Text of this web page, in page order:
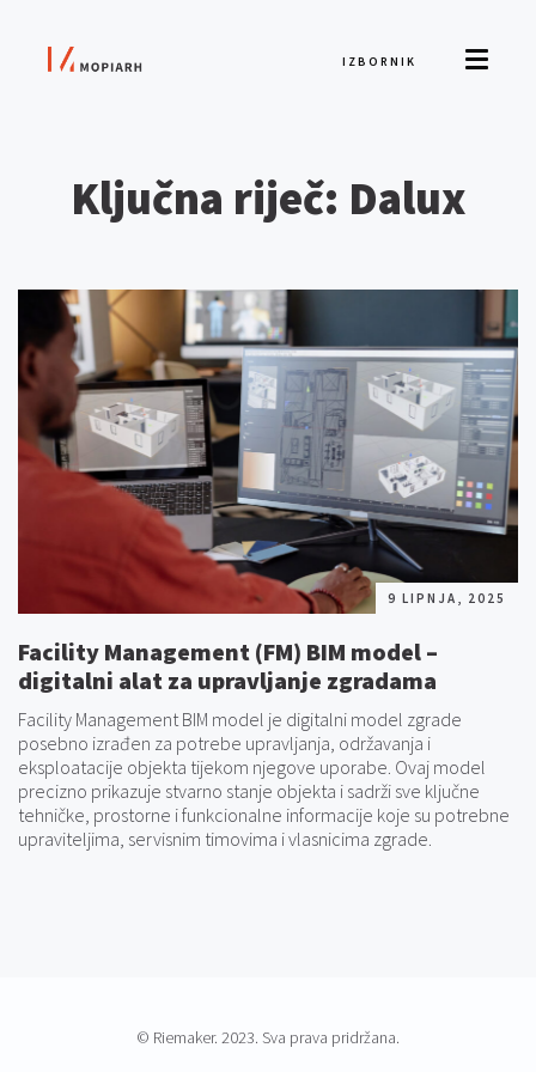
IZBORNIK
Ključna riječ: Dalux
9 LIPNJA, 2025
Facility Management (FM) BIM model –
digitalni alat za upravljanje zgradama
Facility Management BIM model je digitalni model zgrade
posebno izrađen za potrebe upravljanja, održavanja i
eksploatacije objekta tijekom njegove uporabe. Ovaj model
precizno prikazuje stvarno stanje objekta i sadrži sve ključne
tehničke, prostorne i funkcionalne informacije koje su potrebne
upraviteljima, servisnim timovima i vlasnicima zgrade.
© Riemaker. 2023. Sva prava pridržana.